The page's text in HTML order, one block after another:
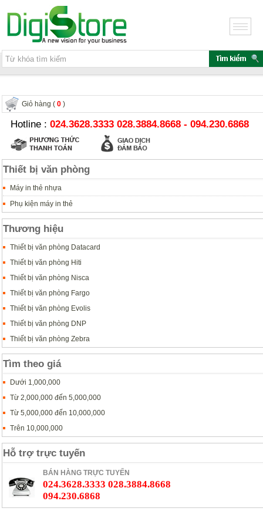
Giỏ hàng ( 0 )
Hotline : 024.3628.3333 028.3884.8668 - 094.230.6868
Thiết bị văn phòng
Máy in thẻ nhựa
Phụ kiện máy in thẻ
Thương hiệu
Thiết bị văn phòng Datacard
Thiết bị văn phòng Hiti
Thiết bị văn phòng Nisca
Thiết bị văn phòng Fargo
Thiết bị văn phòng Evolis
Thiết bị văn phòng DNP
Thiết bị văn phòng Zebra
Tìm theo giá
Dưới 1,000,000
Từ 2,000,000 đến 5,000,000
Từ 5,000,000 đến 10,000,000
Trên 10,000,000
Hỗ trợ trực tuyến
BÁN HÀNG TRỰC TUYẾN
024.3628.3333 028.3884.8668
094.230.6868